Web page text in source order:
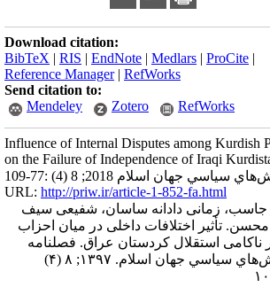
Download citation:
BibTeX | RIS | EndNote | Medlars | ProCite |
Reference Manager| RefWorks
Send citation to:
Mendeley
Zotero RefWorks
Influence of Internal Disputes among Kurdish
on the Failure of Independence of Iraqi
سياسي جهان اسلام 2018; 8 (4) :77-109
URL: http://priw.ir/article-1-852-fa.html
جاسب، زمانی دادانه ساسان، شفیعی سیف
محسن. تأثیر اختلافات داخلی در میان احزاب
ناکامی استقلال کردستان عراق. فصلنامه
پژوهش‌هاي سياسي جهان اسلام. ۱۳۹۷; ۸ (۴)